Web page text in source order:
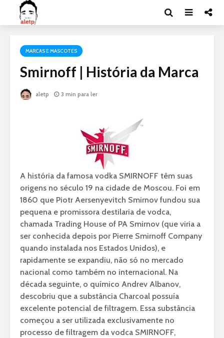
MARCAS E MASCOTES
Smirnoff | História da Marca
aletp 3 min para ler
A história da famosa vodka SMIRNOFF têm suas
origens no século 19 na cidade de Moscou. Foi em
1860 que Piotr Aersenyevitch Smirnov fundou sua
pequena e promissora destilaria de vodca,
chamada Trading House of PA Smirnov (que viria a
ser conhecida depois por Pierre Smirnoff Company
quando instalada nos Estados Unidos), e
rapidamente se expandiu, não só no mercado
nacional como também no internacional. Na
década seguinte, o químico Andrev Albanov,
descobriu que a substância Charcoal possuía
excelente potencial de filtragem. Essa substância
começou a ser utilizada exclusivamente no
processo de filtragem da vodca SMIRNOFF,